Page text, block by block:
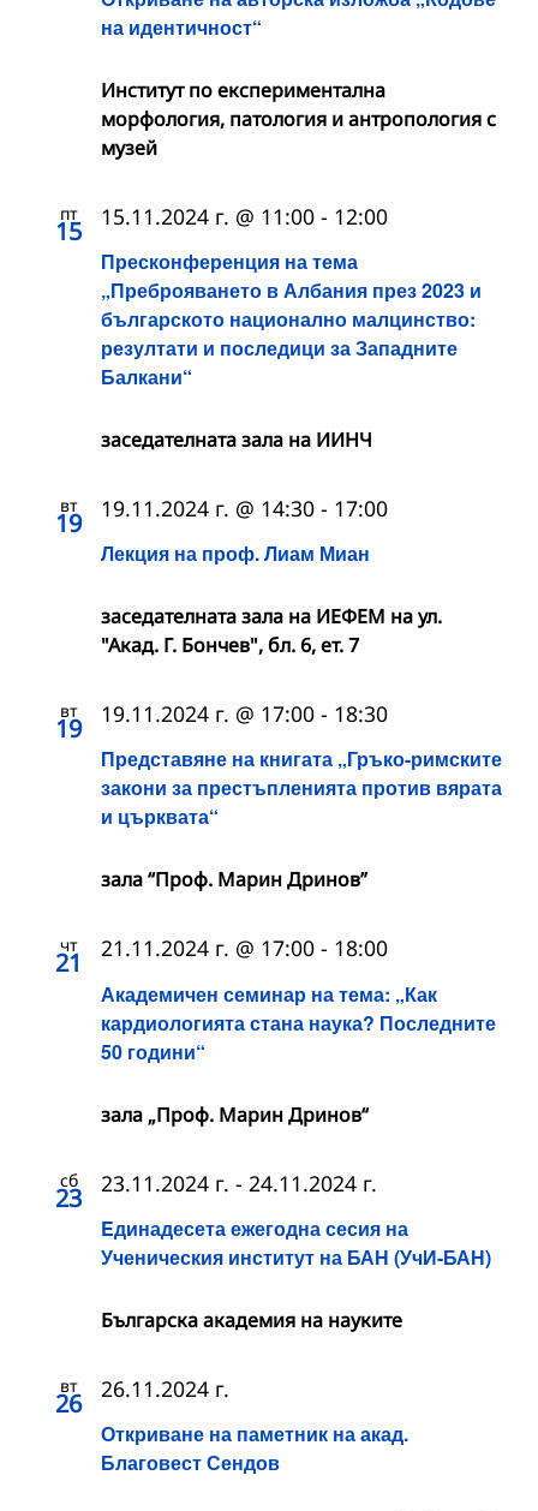
на идентичност“
Институт по експериментална
морфология, патология и антропология с
музей
пт
15
Пресконференция на тема
„Преброяването в Албания през 2023 и
българското национално малцинство:
резултати и последици за Западните
Балкани“
15.11.2024 г. @ 11:00 - 12:00
заседателната зала на ИИНЧ
вт
19
Лекция на проф. Лиам Миан
19.11.2024 г. @ 14:30 - 17:00
заседателната зала на ИЕФЕМ на ул.
"Акад. Г. Бончев", бл. 6, ет. 7
вт
19
Представяне на книгата „Гръко-римските
закони за престъпленията против вярата
и църквата“
19.11.2024 г. @ 17:00 - 18:30
зала “Проф. Марин Дринов”
чт
21
Академичен семинар на тема: „Как
кардиологията стана наука? Последните
50 години“
21.11.2024 г. @ 17:00 - 18:00
зала „Проф. Марин Дринов“
сб
23
Eдинадесета ежегодна сесия на
Ученическия институт на БАН (УчИ-БАН)
23.11.2024 г. - 24.11.2024 г.
Българска академия на науките
вт
26
Откриване на паметник на акад.
Благовест Сендов
26.11.2024 г.